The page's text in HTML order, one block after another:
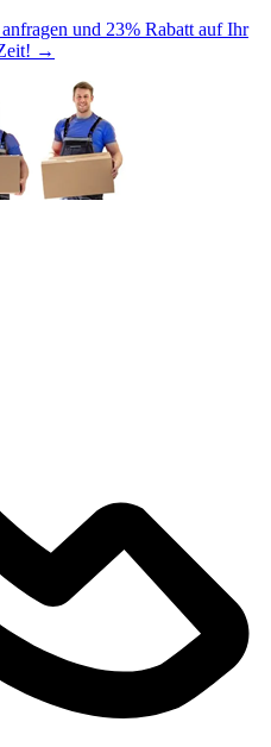
anfragen und 23% Rabatt auf Ihr
→